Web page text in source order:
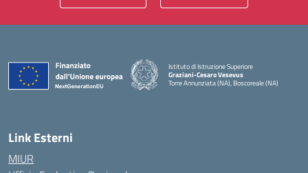
Istituto di Istruzione Superiore
Graziani-Cesaro Vesevus
Torre Annunziata (NA), Boscoreale (NA)
Link Esterni
MIUR